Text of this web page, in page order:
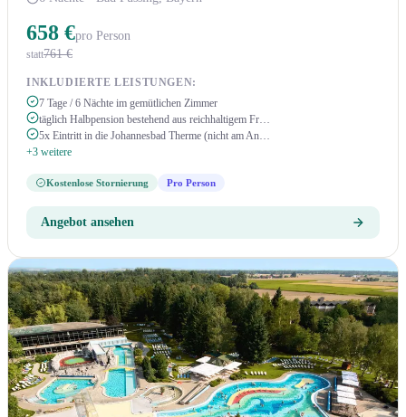
658 €pro Person
statt761 €
INKLUDIERTE LEISTUNGEN:
7 Tage / 6 Nächte im gemütlichen Zimmer
täglich Halbpension bestehend aus reichhaltigem Fr…
5x Eintritt in die Johannesbad Therme (nicht am An…
+3 weitere
Kostenlose Stornierung Pro Person
Angebot ansehen